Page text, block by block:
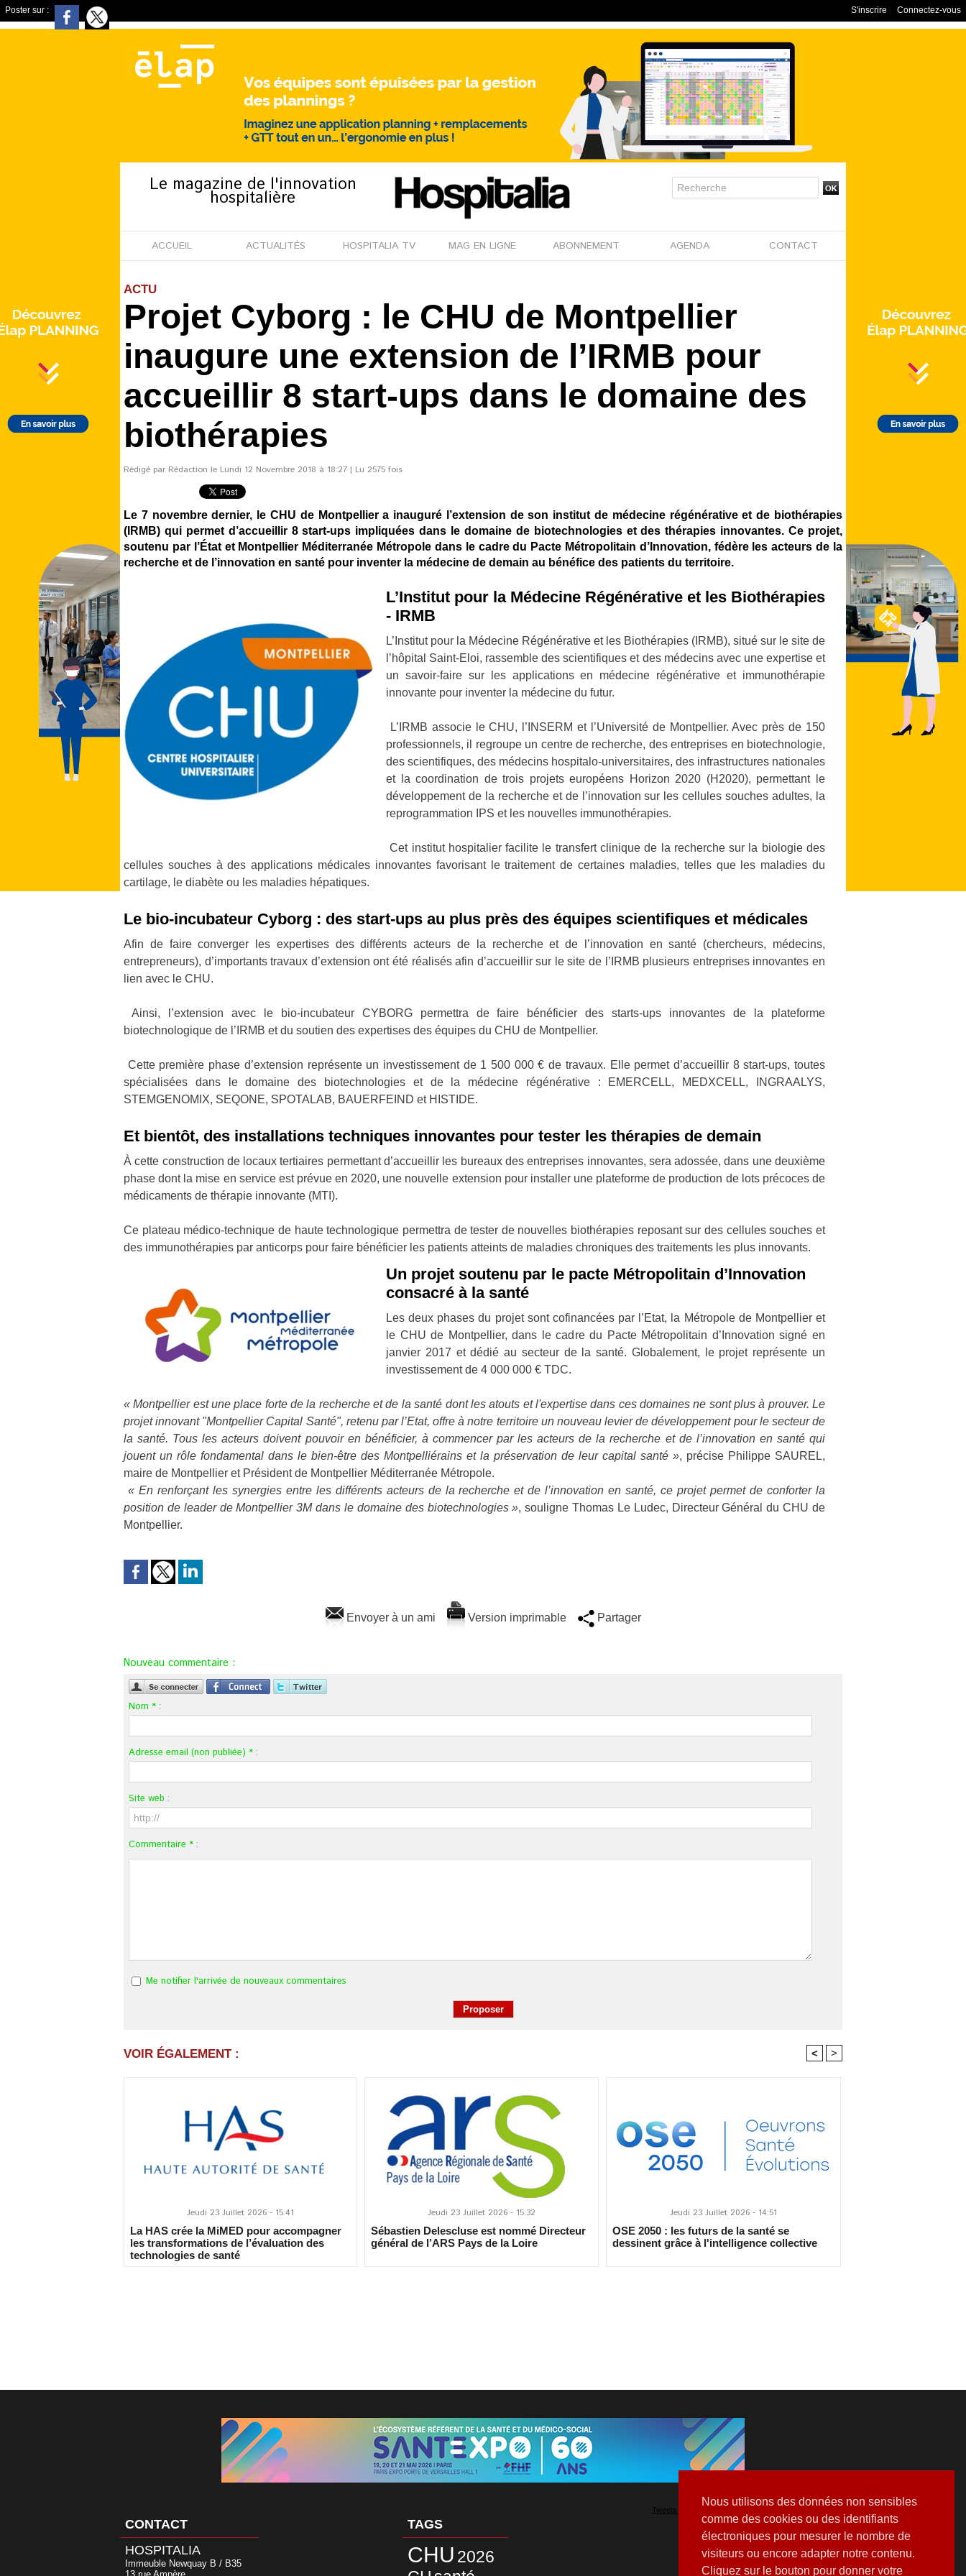
Nous utilisons des données non sensibles
comme des cookies ou des identifiants
électroniques pour mesurer le nombre de
visiteurs ou encore adapter notre contenu.
Cliquez sur le bouton pour donner votre
Poster sur : Connectez-vous
S'inscrire
Le magazine de l'innovation
hospitalière
ACCUEIL ACTUALITÉS HOSPITALIA TV MAG EN LIGNE ABONNEMENT AGENDA CONTACT
ACTU
Projet Cyborg : le CHU de Montpellier
inaugure une extension de l’IRMB pour
accueillir 8 start-ups dans le domaine des
biothérapies
Rédigé par Rédaction le Lundi 12 Novembre 2018 à 18:27 | Lu 2575 fois
Le 7 novembre dernier, le CHU de Montpellier a inauguré l’extension de son institut de médecine régénérative et de biothérapies
(IRMB) qui permet d’accueillir 8 start-ups impliquées dans le domaine de biotechnologies et des thérapies innovantes. Ce projet,
soutenu par l’État et Montpellier Méditerranée Métropole dans le cadre du Pacte Métropolitain d’Innovation, fédère les acteurs de la
recherche et de l’innovation en santé pour inventer la médecine de demain au bénéfice des patients du territoire.
L’Institut pour la Médecine Régénérative et les Biothérapies
- IRMB
L’Institut pour la Médecine Régénérative et les Biothérapies (IRMB), situé sur le site de
l’hôpital Saint-Eloi, rassemble des scientifiques et des médecins avec une expertise et
un savoir-faire sur les applications en médecine régénérative et immunothérapie
innovante pour inventer la médecine du futur.
L’IRMB associe le CHU, l’INSERM et l’Université de Montpellier. Avec près de 150
professionnels, il regroupe un centre de recherche, des entreprises en biotechnologie,
des scientifiques, des médecins hospitalo-universitaires, des infrastructures nationales
et la coordination de trois projets européens Horizon 2020 (H2020), permettant le
développement de la recherche et de l’innovation sur les cellules souches adultes, la
reprogrammation IPS et les nouvelles immunothérapies.
Cet institut hospitalier facilite le transfert clinique de la recherche sur la biologie des
cellules souches à des applications médicales innovantes favorisant le traitement de certaines maladies, telles que les maladies du
cartilage, le diabète ou les maladies hépatiques.
Le bio-incubateur Cyborg : des start-ups au plus près des équipes scientifiques et médicales
Afin de faire converger les expertises des différents acteurs de la recherche et de l’innovation en santé (chercheurs, médecins,
entrepreneurs), d’importants travaux d’extension ont été réalisés afin d’accueillir sur le site de l’IRMB plusieurs entreprises innovantes en
lien avec le CHU.
Ainsi, l’extension avec le bio-incubateur CYBORG permettra de faire bénéficier des starts-ups innovantes de la plateforme
biotechnologique de l’IRMB et du soutien des expertises des équipes du CHU de Montpellier.
Cette première phase d’extension représente un investissement de 1 500 000 € de travaux. Elle permet d’accueillir 8 start-ups, toutes
spécialisées dans le domaine des biotechnologies et de la médecine régénérative : EMERCELL, MEDXCELL, INGRAALYS,
STEMGENOMIX, SEQONE, SPOTALAB, BAUERFEIND et HISTIDE.
Et bientôt, des installations techniques innovantes pour tester les thérapies de demain
À cette construction de locaux tertiaires permettant d’accueillir les bureaux des entreprises innovantes, sera adossée, dans une deuxième
phase dont la mise en service est prévue en 2020, une nouvelle extension pour installer une plateforme de production de lots précoces de
médicaments de thérapie innovante (MTI).
Ce plateau médico-technique de haute technologique permettra de tester de nouvelles biothérapies reposant sur des cellules souches et
des immunothérapies par anticorps pour faire bénéficier les patients atteints de maladies chroniques des traitements les plus innovants.
Un projet soutenu par le pacte Métropolitain d’Innovation
consacré à la santé
Les deux phases du projet sont cofinancées par l’Etat, la Métropole de Montpellier et
le CHU de Montpellier, dans le cadre du Pacte Métropolitain d’Innovation signé en
janvier 2017 et dédié au secteur de la santé. Globalement, le projet représente un
investissement de 4 000 000 € TDC.
« Montpellier est une place forte de la recherche et de la santé dont les atouts et l'expertise dans ces domaines ne sont plus à prouver. Le
projet innovant "Montpellier Capital Santé", retenu par l’Etat, offre à notre territoire un nouveau levier de développement pour le secteur de
la santé. Tous les acteurs doivent pouvoir en bénéficier, à commencer par les acteurs de la recherche et de l’innovation en santé qui
jouent un rôle fondamental dans le bien-être des Montpelliérains et la préservation de leur capital santé », précise Philippe SAUREL,
maire de Montpellier et Président de Montpellier Méditerranée Métropole.
« En renforçant les synergies entre les différents acteurs de la recherche et de l’innovation en santé, ce projet permet de conforter la
position de leader de Montpellier 3M dans le domaine des biotechnologies », souligne Thomas Le Ludec, Directeur Général du CHU de
Montpellier.
Envoyer à un ami Version imprimable Partager
Nouveau commentaire :
Nom * :
Adresse email (non publiée) * :
Site web :
Commentaire * :
Me notifier l'arrivée de nouveaux commentaires
VOIR ÉGALEMENT : < >
Jeudi 23 Juillet 2026 - 15:41
La HAS crée la MiMED pour accompagner
les transformations de l’évaluation des
technologies de santé
Jeudi 23 Juillet 2026 - 15:32
Sébastien Delescluse est nommé Directeur
général de l’ARS Pays de la Loire
Jeudi 23 Juillet 2026 - 14:51
OSE 2050 : les futurs de la santé se
dessinent grâce à l'intelligence collective
CONTACT
HOSPITALIA
Immeuble Newquay B / B35
TAGS
CHU 2026
Tweets by Hospitalia_Mag